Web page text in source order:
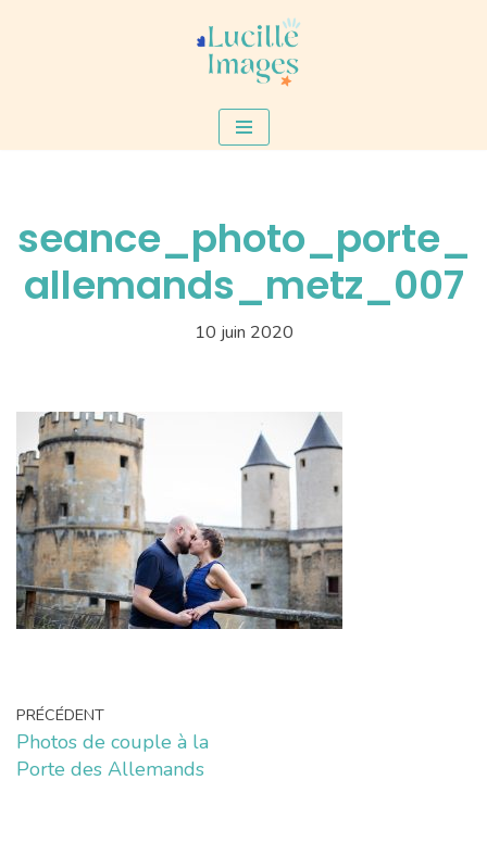
seance_photo_porte_
allemands_metz_007
10 juin 2020
PRÉCÉDENT
Photos de couple à la
Porte des Allemands